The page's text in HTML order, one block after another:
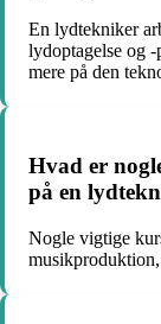
En lydtekniker
lydoptagelse og
mere på den
Hvad er
på en
Nogle vigtige